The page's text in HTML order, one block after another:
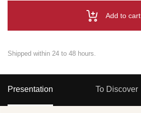
Add to cart
Shipped within 24 to 48 hours.
Presentation To Discover